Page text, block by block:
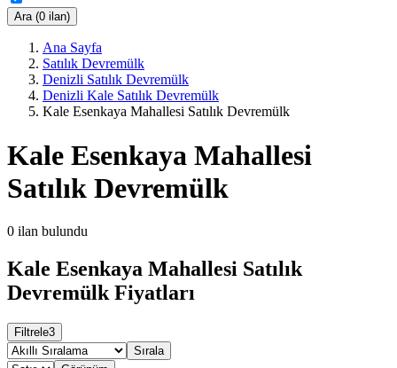
Ara (0 ilan)
Ana Sayfa
Satılık Devremülk
Denizli Satılık Devremülk
Denizli Kale Satılık Devremülk
Kale Esenkaya Mahallesi Satılık Devremülk
Kale Esenkaya Mahallesi
Satılık Devremülk
0 ilan bulundu
Kale Esenkaya Mahallesi Satılık
Devremülk Fiyatları
Filtrele3
Sırala